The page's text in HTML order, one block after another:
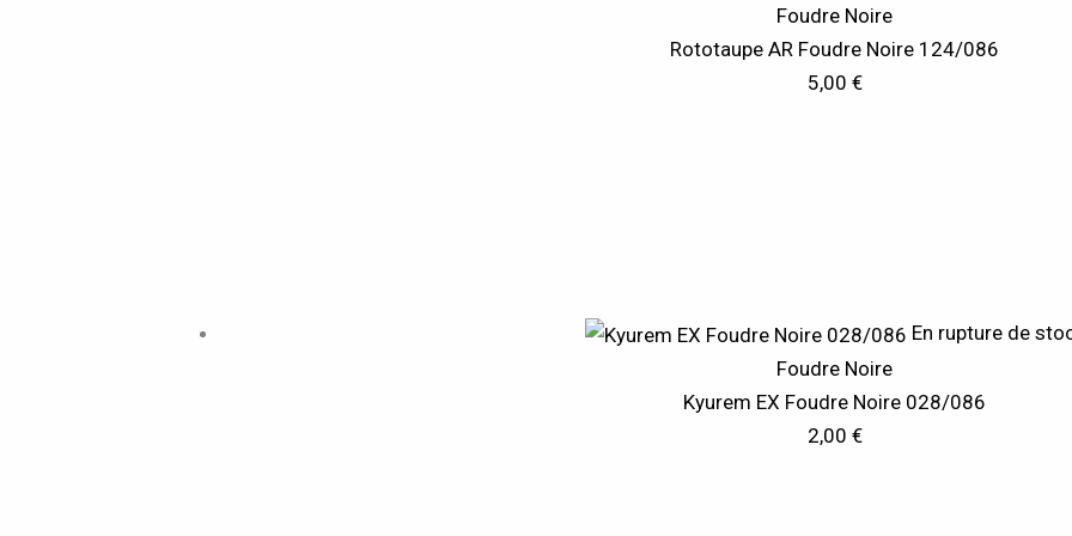
Foudre Noire
Rototaupe AR Foudre Noire 124/086
5,00 €
En rupture de
Foudre Noire
Kyurem EX Foudre Noire 028/086
2,00 €